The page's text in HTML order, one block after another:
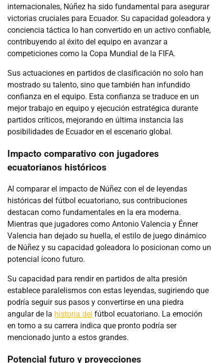
internacionales, Núñez ha sido fundamental para asegurar
victorias cruciales para Ecuador. Su capacidad goleadora y
conciencia táctica lo han convertido en un activo confiable,
contribuyendo al éxito del equipo en avanzar a
competiciones como la Copa Mundial de la FIFA.
Sus actuaciones en partidos de clasificación no solo han
mostrado su talento, sino que también han infundido
confianza en el equipo. Esta confianza se traduce en un
mejor trabajo en equipo y ejecución estratégica durante
partidos críticos, mejorando en última instancia las
posibilidades de Ecuador en el escenario global.
Impacto comparativo con jugadores
ecuatorianos históricos
Al comparar el impacto de Núñez con el de leyendas
históricas del fútbol ecuatoriano, sus contribuciones
destacan como fundamentales en la era moderna.
Mientras que jugadores como Antonio Valencia y Énner
Valencia han dejado su huella, el estilo de juego dinámico
de Núñez y su capacidad goleadora lo posicionan como un
potencial ícono futuro.
Su capacidad para rendir en partidos de alta presión
establece paralelismos con estas leyendas, sugiriendo que
podría seguir sus pasos y convertirse en una piedra
angular de la historia del fútbol ecuatoriano. La emoción
en torno a su carrera indica que pronto podría ser
mencionado junto a estos grandes.
Potencial futuro y proyecciones